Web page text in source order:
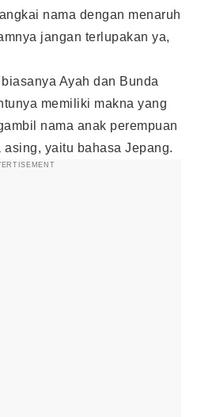
nama dengan menaruh
jangan terlupakan ya,
Ayah dan Bunda
memiliki makna yang
nama anak perempuan
yaitu bahasa Jepang.